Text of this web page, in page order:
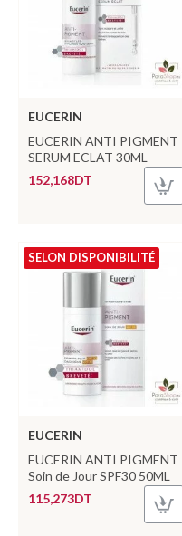
EUCERIN
EUCERIN ANTI PIGMENT
SERUM ECLAT 30ML
152,168DT
SELON DISPONIBILITÉ
EUCERIN
EUCERIN ANTI PIGMENT
Soin de Jour SPF30 50ML
115,273DT